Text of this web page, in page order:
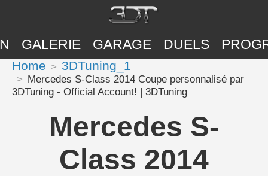
GALERIE GARAGE DUELS
Home 3DTuning_1
Mercedes S-Class 2014 Coupe personnalisé par
3DTuning - Official Account! | 3DTuning
Mercedes S-
Class 2014